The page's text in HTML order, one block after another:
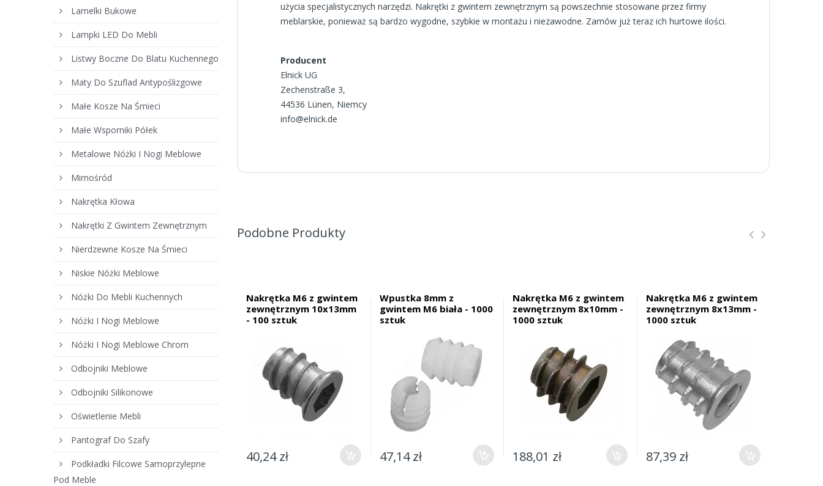
użycia specjalistycznych narzędzi. Nakrętki z gwintem zewnętrznym są powszechnie stosowane przez firmy
meblarskie, ponieważ są bardzo wygodne, szybkie w montażu i niezawodne. Zamów już teraz ich hurtowe ilości.
Producent
Elnick UG
Zechenstraße 3,
44536 Lünen, Niemcy
info@elnick.de
Podobne Produkty
Nakrętka M6 z gwintem
zewnętrznym 10x13mm
- 100 sztuk
40,24 zł
Wpustka 8mm z
gwintem M6 biała - 1000
sztuk
47,14 zł
Nakrętka M6 z gwintem
zewnętrznym 8x10mm -
1000 sztuk
188,01 zł
Nakrętka M6 z gwintem
zewnętrznym 8x13mm -
1000 sztuk
87,39 zł
Lamelki Bukowe
Lampki LED Do Mebli
Listwy Boczne Do Blatu Kuchennego
Maty Do Szuflad Antypoślizgowe
Małe Kosze Na Śmieci
Małe Wsporniki Półek
Metalowe Nóżki I Nogi Meblowe
Mimośród
Nakrętka Kłowa
Nakrętki Z Gwintem Zewnętrznym
Nierdzewne Kosze Na Śmieci
Niskie Nóżki Meblowe
Nóżki Do Mebli Kuchennych
Nóżki I Nogi Meblowe
Nóżki I Nogi Meblowe Chrom
Odbojniki Meblowe
Odbojniki Silikonowe
Oświetlenie Mebli
Pantograf Do Szafy
Podkładki Filcowe Samoprzylepne
Pod Meble